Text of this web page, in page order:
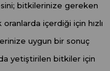
bitkilerinize gereken
içerdiği için hızlı
uygun bir sonuç
yetiştirilen bitkiler için